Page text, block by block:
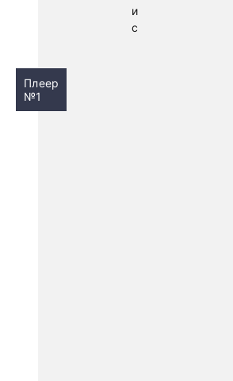
и
с
Плеер
№1